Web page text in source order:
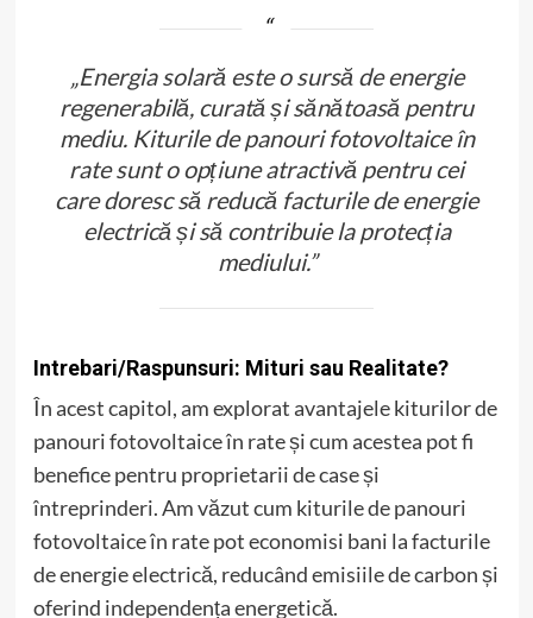
„Energia solară este o sursă de energie
regenerabilă, curată și sănătoasă pentru
mediu. Kiturile de panouri fotovoltaice în
rate sunt o opțiune atractivă pentru cei
care doresc să reducă facturile de energie
electrică și să contribuie la protecția
mediului.”
Intrebari/Raspunsuri: Mituri sau Realitate?
În acest capitol, am explorat avantajele kiturilor de
panouri fotovoltaice în rate și cum acestea pot fi
benefice pentru proprietarii de case și
întreprinderi. Am văzut cum kiturile de panouri
fotovoltaice în rate pot economisi bani la facturile
de energie electrică, reducând emisiile de carbon și
oferind independența energetică.